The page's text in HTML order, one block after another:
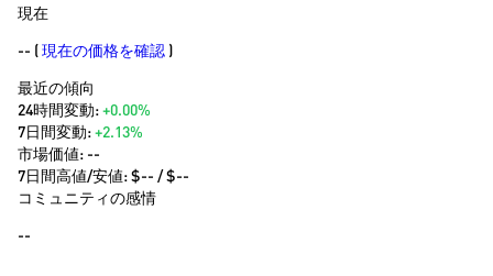
現在
-- (現在の価格を確認 )
最近の傾向
24時間変動:+0.00%
7日間変動:+2.13%
市場価値: --
7日間高値/安値: $-- / $--
コミュニティの感情
--